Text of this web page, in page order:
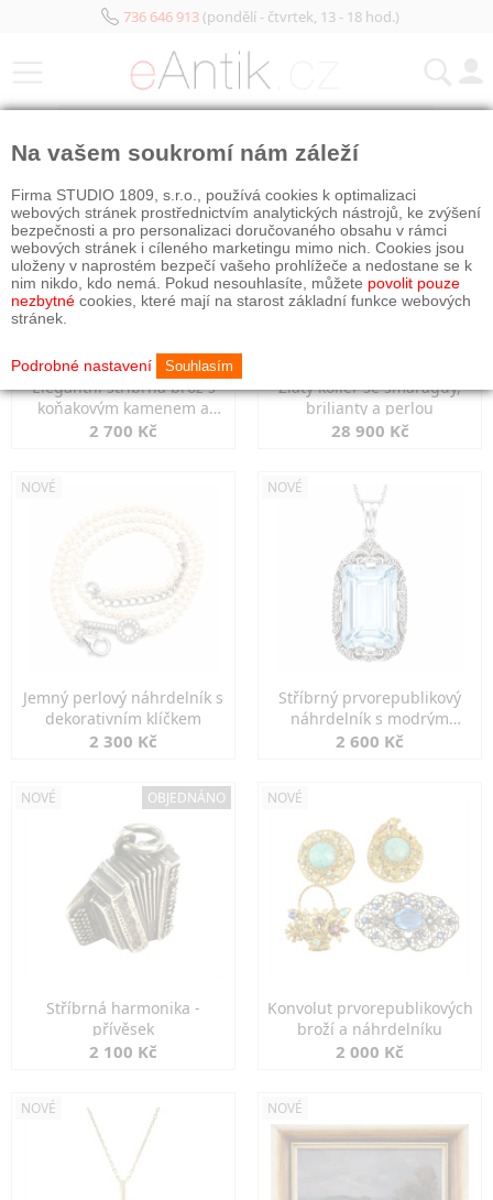
736 646 913(pondělí - čtvrtek, 13 - 18 hod.)
Elegantní stříbrná brož s
koňakovým kamenem a
markazity
2 700 Kč
Zlatý kolier se smaragdy,
brilianty a perlou
28 900 Kč
NOVÉ
Jemný perlový náhrdelník s
dekorativním klíčkem
2 300 Kč
NOVÉ
Stříbrný prvorepublikový
náhrdelník s modrým
spinelem
2 600 Kč
NOVÉ OBJEDNÁNO
Stříbrná harmonika -
přívěsek
2 100 Kč
NOVÉ
Konvolut prvorepublikových
broží a náhrdelníku
2 000 Kč
NOVÉ NOVÉ
Na vašem soukromí nám záleží
Firma STUDIO 1809, s.r.o., používá cookies k optimalizaci
webových stránek prostřednictvím analytických nástrojů, ke zvýšení
bezpečnosti a pro personalizaci doručovaného obsahu v rámci
webových stránek i cíleného marketingu mimo nich. Cookies jsou
uloženy v naprostém bezpečí vašeho prohlížeče a nedostane se k
nim nikdo, kdo nemá. Pokud nesouhlasíte, můžete povolit pouze
nezbytné cookies, které mají na starost základní funkce webových
stránek.
Podrobné nastavení Souhlasím